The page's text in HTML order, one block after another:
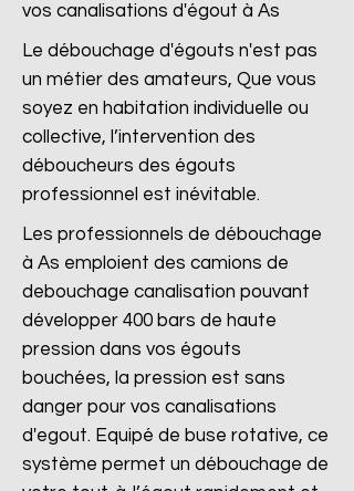
vos canalisations d'égout à As
Le débouchage d'égouts n'est pas
un métier des amateurs, Que vous
soyez en habitation individuelle ou
collective, l’intervention des
déboucheurs des égouts
professionnel est inévitable.
Les professionnels de débouchage
à As emploient des camions de
debouchage canalisation pouvant
développer 400 bars de haute
pression dans vos égouts
bouchées, la pression est sans
danger pour vos canalisations
d'egout. Equipé de buse rotative, ce
système permet un débouchage de